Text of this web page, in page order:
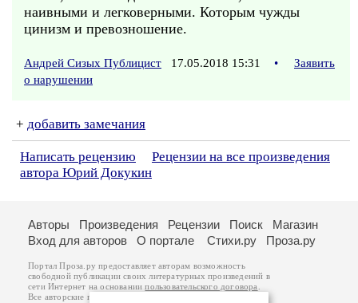
наивными и легковерными. Которым чужды
цинизм и превозношение.
Андрей Сизых Публицист 17.05.2018 15:31 •
Заявить
о нарушении
+ добавить замечания
Написать рецензию
Рецензии на все произведения
автора Юрий Докукин
Авторы Произведения Рецензии Поиск
Магазин
Вход для авторов
О портале Стихи.ру Проза.ру
Портал Проза.ру предоставляет авторам возможность
свободной публикации своих литературных произведений в
сети Интернет на основаниипользовательского договора
Все авторские права на произведения принадлежат авторам